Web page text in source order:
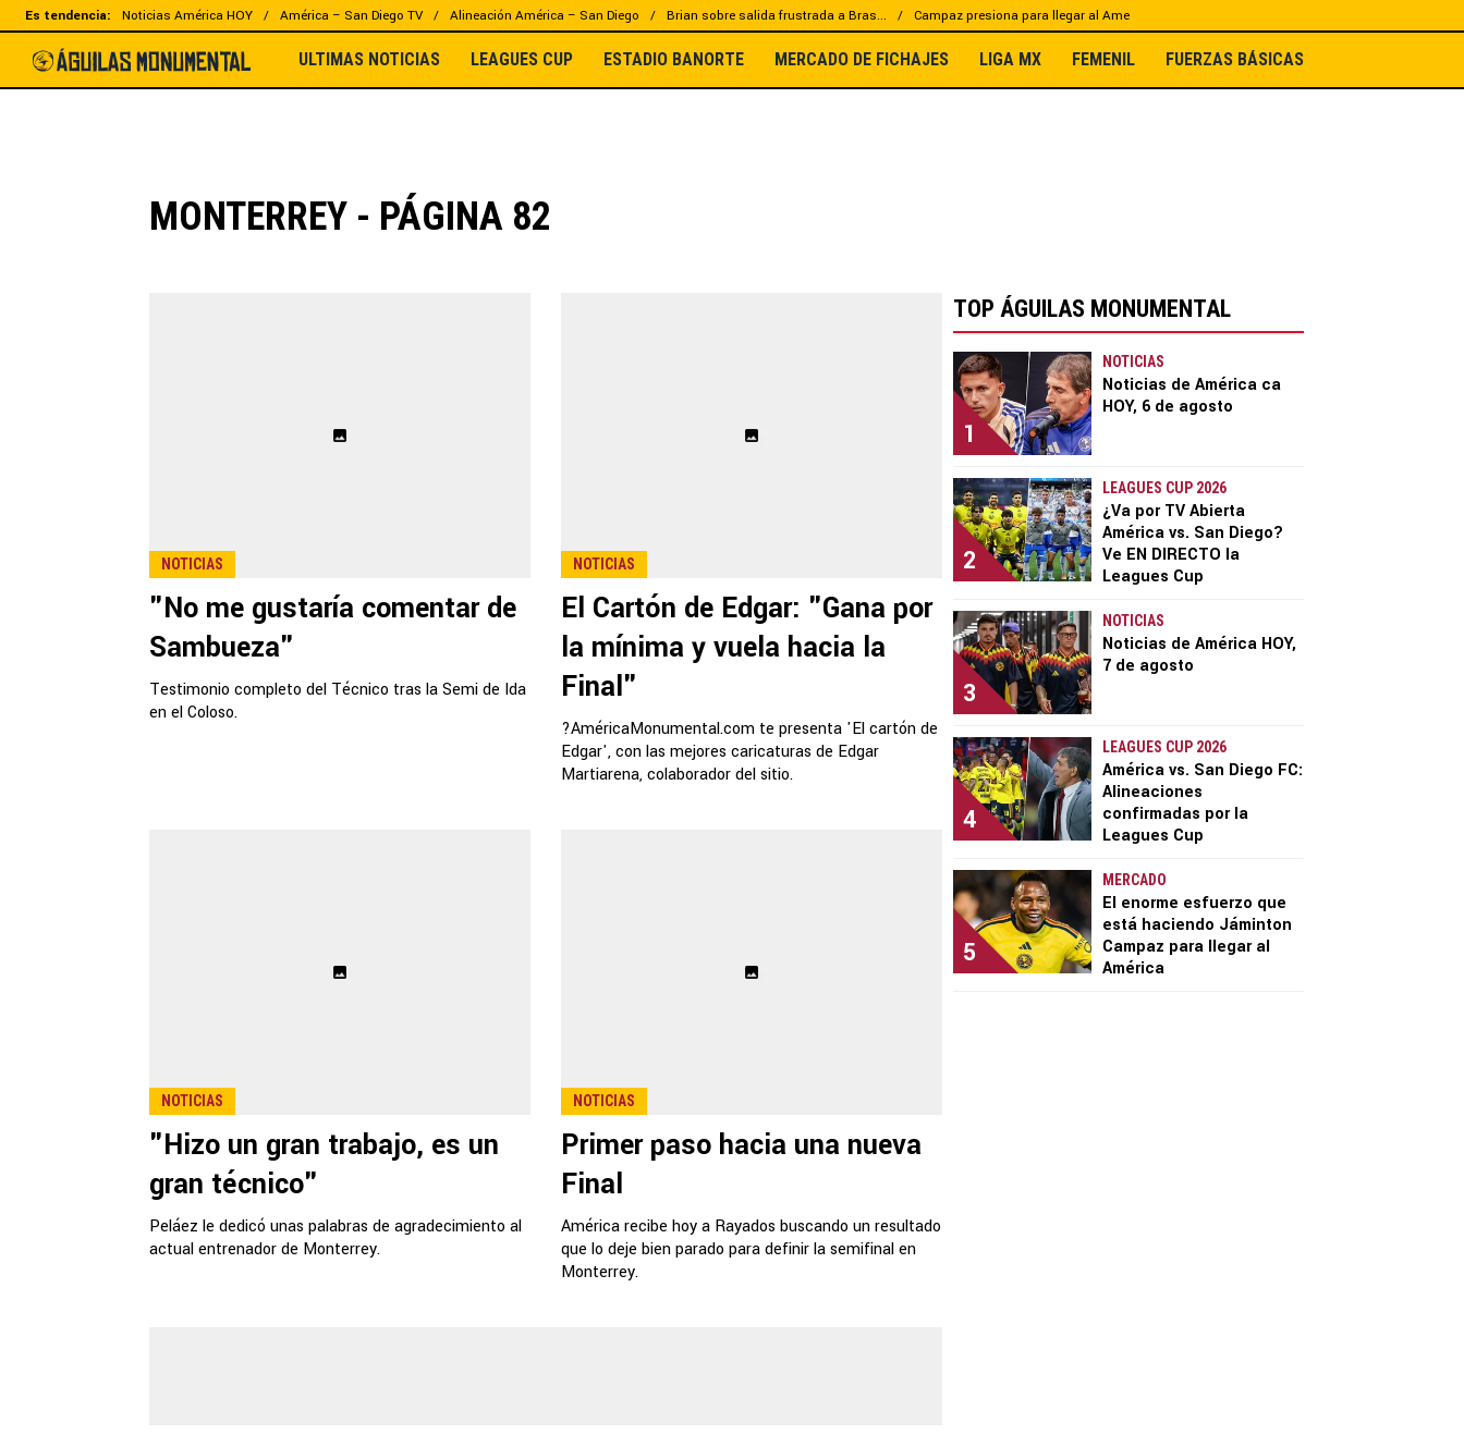
Es tendencia: Noticias América HOY América – San Diego TV Alineación América – San Diego Brian sobre salida frustrada a Bras... Campaz presiona para llegar al Ame
ULTIMAS NOTICIAS LEAGUES CUP ESTADIO BANORTE MERCADO DE FICHAJES LIGA MX FEMENIL FUERZAS BÁSICAS
MONTERREY - PÁGINA 82
NOTICIAS
"No me gustaría comentar de
Sambueza"
Testimonio completo del Técnico tras la Semi de Ida
en el Coloso.
NOTICIAS
El Cartón de Edgar: "Gana por
la mínima y vuela hacia la
Final"
?AméricaMonumental.com te presenta 'El cartón de
Edgar', con las mejores caricaturas de Edgar
Martiarena, colaborador del sitio.
NOTICIAS
"Hizo un gran trabajo, es un
gran técnico"
Peláez le dedicó unas palabras de agradecimiento al
actual entrenador de Monterrey.
NOTICIAS
Primer paso hacia una nueva
Final
América recibe hoy a Rayados buscando un resultado
que lo deje bien parado para definir la semifinal en
Monterrey.
TOP ÁGUILAS MONUMENTAL
1
NOTICIAS
Noticias de América ca
HOY, 6 de agosto
2
LEAGUES CUP 2026
¿Va por TV Abierta
América vs. San Diego?
Ve EN DIRECTO la
Leagues Cup
3
NOTICIAS
Noticias de América HOY,
7 de agosto
4
LEAGUES CUP 2026
América vs. San Diego FC:
Alineaciones
confirmadas por la
Leagues Cup
5
MERCADO
El enorme esfuerzo que
está haciendo Jáminton
Campaz para llegar al
América